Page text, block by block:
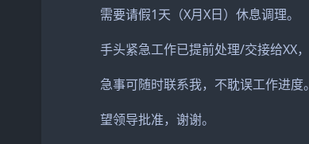
需要请假1天（X月X日）休息调理。
手头紧急工作已提前处理/交接给XX，
急事可随时联系我，不耽误工作进度。
望领导批准，谢谢。